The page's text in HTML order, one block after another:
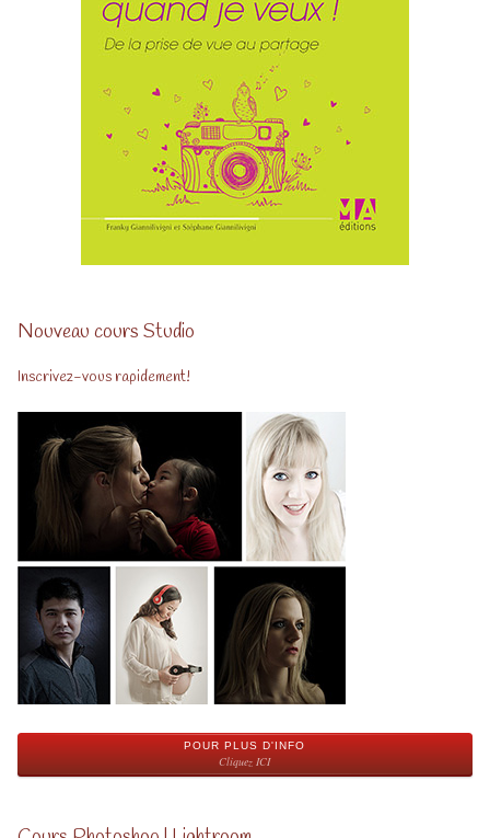
Nouveau cours Studio
Inscrivez-vous rapidement!
POUR PLUS D'INFO
Cliquez ICI